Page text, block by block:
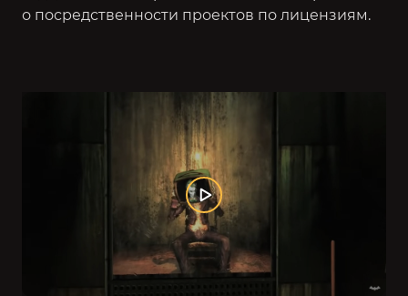
о посредственности проектов по лицензиям.